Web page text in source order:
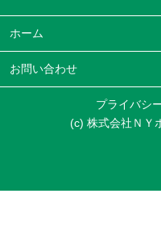
ホーム
お問い合わせ
プライバシ
(c) 株式会社ＮＹ